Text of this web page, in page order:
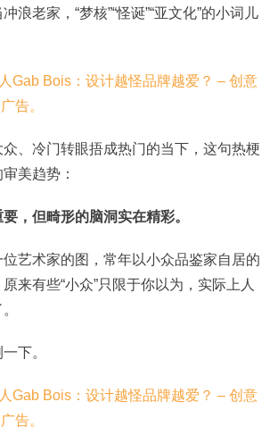
浪老家，“梦核”“怪诞”“亚文化”的小词儿
、冷门转眼捂成热门的当下，这句热梗
美趋势：
，但畸形的脑洞实在精彩。
艺术家的图，常年以小众品鉴家自居的
来有些“小众”只限于你以为，实际上人
下。